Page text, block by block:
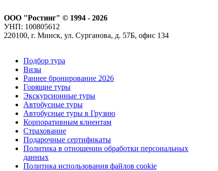
ООО "Ростинг" © 1994 - 2026
УНП: 100805612
220100, г. Минск, ул. Сурганова, д. 57Б, офис 134
Подбор тура
Визы
Раннее бронирование 2026
Горящие туры
Экскурсионные туры
Автобусные туры
Автобусные туры в Грузию
Корпоративным клиентам
Страхование
Подарочные сертификаты
Политика в отношении обработки персональных
данных
Политика использования файлов cookie